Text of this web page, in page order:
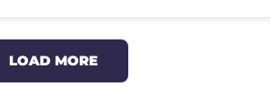
LOAD MORE